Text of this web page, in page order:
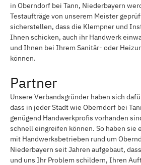
in Oberndorf bei Tann, Niederbayern
Testaufträge von unserem Meister
sicherstellen, dass die Klempner und
Ihnen schicken, auch ihr Handwerk
und Ihnen bei Ihrem Sanitär- oder
können.
Partner
Unsere Verbandsgründer haben sich
dass in jeder Stadt wie Oberndorf bei
genügend Handwerkprofis vorhanden
schnell eingreifen können. So haben sie
mit Handwerksbetrieben rund um
Niederbayern seit Jahren aufgebaut,
und uns Ihr Problem schildern, Ihren